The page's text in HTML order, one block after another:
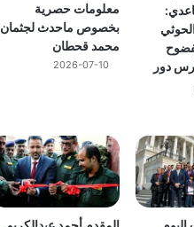
دور
معلومات حصرية
بخصوص ماحدث لجثمان
محمد قحطان
2026-07-10